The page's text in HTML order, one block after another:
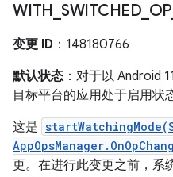
WITH SWITCHED_ OP_
变更 ID ：148180766
默认状态 ：对于以 Android
目标平台的应用处于启用状
这是
更。在进行此变更之前，系